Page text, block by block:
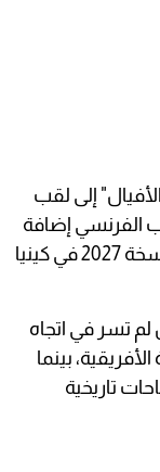
قيادته "الأفيال" إلى لقب
المدرب الفرنسي إضافة
بطولة قارية ثالثة إلى سجله، عندما تقام نسخة 2027 في كينيا
تسر في اتجاه
بينما
تاريخية